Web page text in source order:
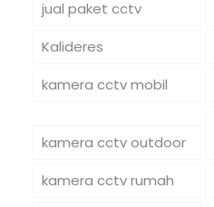
jual paket cctv
Kalideres
kamera cctv mobil
kamera cctv outdoor
kamera cctv rumah